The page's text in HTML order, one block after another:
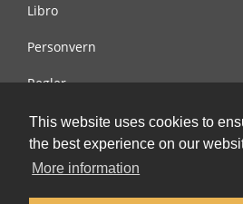
This website uses cookies to
the best experience on our
More information
Libro
Personvern
Regler
Kontakt oss